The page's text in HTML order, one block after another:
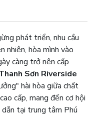
phát triển, nhu cầu
nhiên, hòa mình vào
càng trở nên cấp
Sơn Riverside
hài hòa giữa chất
cấp, mang đến cơ hội
tại trung tâm Phú